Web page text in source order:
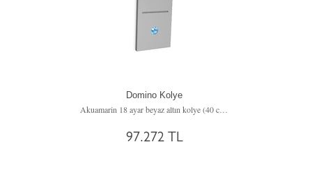
Domino Kolye
Akuamarin 18 ayar beyaz altın kolye (40 cm beyaz altın rolo zincir)
97.272 TL